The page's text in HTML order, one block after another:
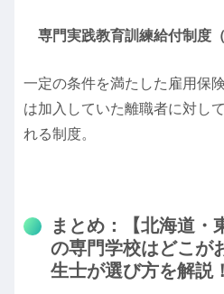
専門実践教育訓練給付制度
一定の条件を満たした雇用保
は加入していた離職者に対し
れる制度。
まとめ：【北海道・
の専門学校はどこが
生士が選び方を解説！